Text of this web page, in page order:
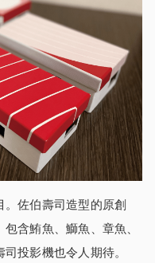
佐伯壽司造型的原創
含鮪魚、鰤魚、章魚、
投影機也令人期待。